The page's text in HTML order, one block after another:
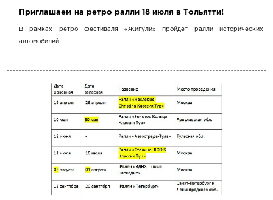
Приглашаем на ретро ралли 18 июля в Тольятти!
В рамках ретро фестиваля «Жигули» пройдет ралли исторических
автомобилей